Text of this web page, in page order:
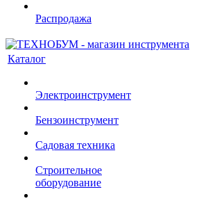
Распродажа
Каталог
Электроинструмент
Бензоинструмент
Садовая техника
Строительное
оборудование